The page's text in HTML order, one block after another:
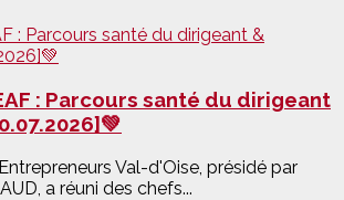
: Parcours santé du dirigeant
Val-d'Oise, présidé par
a réuni des chefs...